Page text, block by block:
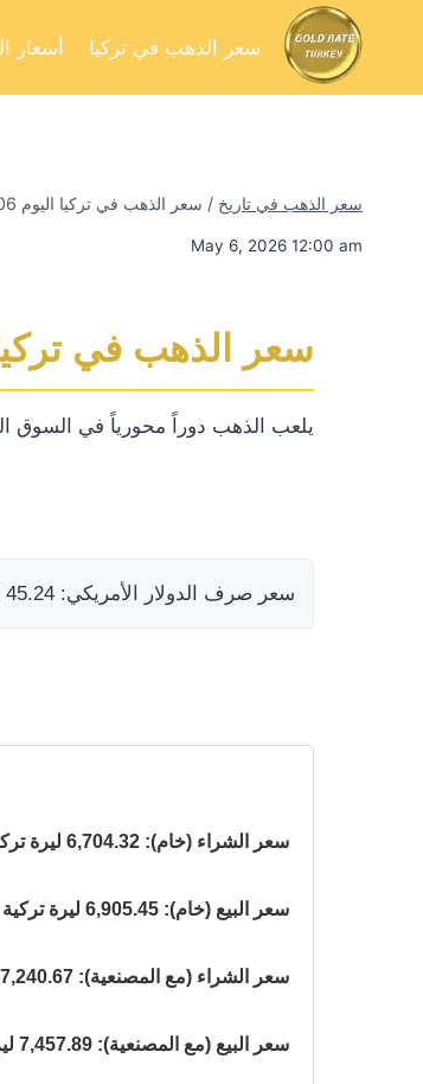
أسعار سعر الذهب في تركيا
سعر الذهب في تاريخ / سعر الذهب في تركيا اليوم 06 مايو 2026
May 6, 2026 12:00 am
سعر الذهب في تركيا اليوم 06
يلعب الذهب دوراً محورياً في السوق
سعر صرف الدولار الأمريكي: 45.24 ليرة تركية
سعر الشراء (خام): 6,704.32 ليرة تركية
سعر البيع (خام): 6,905.45 ليرة تركية
سعر الشراء (مع المصنعية): 7,240.67 ليرة تركية
سعر البيع (مع المصنعية): 7,457.89 ليرة تركية